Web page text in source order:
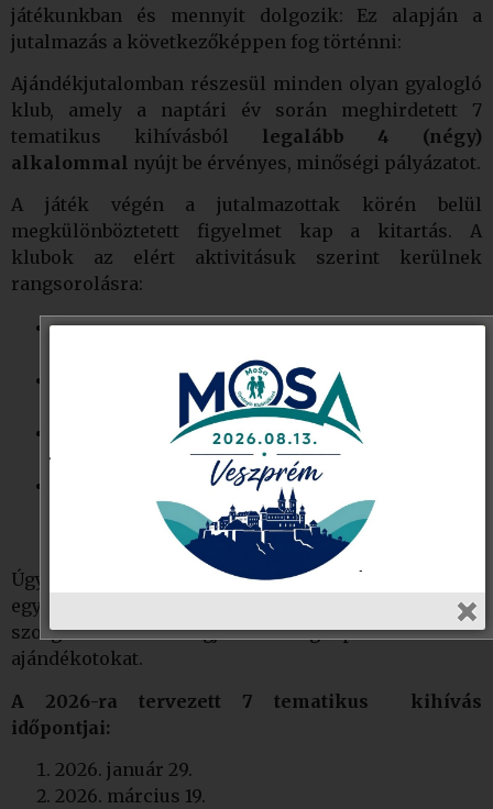
játékunkban és mennyit dolgozik: Ez alapján a
jutalmazás a következőképpen fog történni:
Ajándékjutalomban részesül minden olyan gyalogló
klub, amely a naptári év során meghirdetett 7
tematikus kihívásból legalább 4 (négy)
alkalommal nyújt be érvényes, minőségi pályázatot.
A játék végén a jutalmazottak körén belül
megkülönböztetett figyelmet kap a kitartás. A
klubok az elért aktivitásuk szerint kerülnek
rangsorolásra:
Bronz fokozat:4 érvényes pályázatot benyújtó
Ezüst fokozat:5 érvényes pályázatot benyújtó
Arany fokozat:6 érvényes pályázatot benyújtó
Gyémánt (Főkihívó) fokozat:
sikeresen teljesítő klubok.
Úgy gondoljuk, hogy ez így a legigazságosabb: nem
egymással kell versenyeznetek, hanem a saját
szorgalmatokért fogjátok megkapni a méltó
ajándékotokat.
A 2026-ra tervezett 7 tematikus kihívás
időpontjai:
2026. január 29.
2026. március 19.